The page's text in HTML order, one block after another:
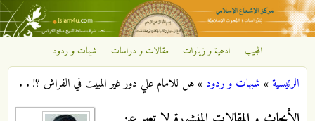
تجاوز إلى المحتوى الرئيسي
مركز
الإشعاع
المجيب ادعية و زيارات مقالات و دراسات شبهات و ردود
أنت هنا
الرئيسية» شبهات و ردود »هل للامام علي دور غير المبيت في الفراش ؟! . .